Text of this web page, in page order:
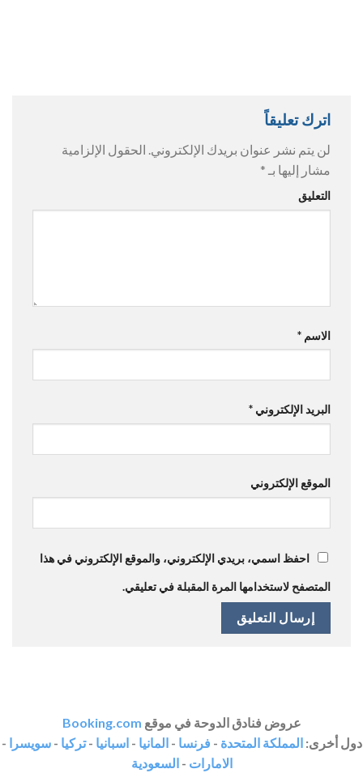
اترك تعليقاً
لن يتم نشر عنوان بريدك الإلكتروني. الحقول الإلزامية
مشار إليها بـ *
التعليق
الاسم *
البريد الإلكتروني *
الموقع الإلكتروني
احفظ اسمي، بريدي الإلكتروني، والموقع الإلكتروني في هذا
المتصفح لاستخدامها المرة المقبلة في تعليقي.
عروض فنادق الدوحة في موقع Booking.com
دول أخرى:المملكة المتحدة - فرنسا -المانيا -اسبانيا -تركيا -سويسرا -
الامارات -السعودية